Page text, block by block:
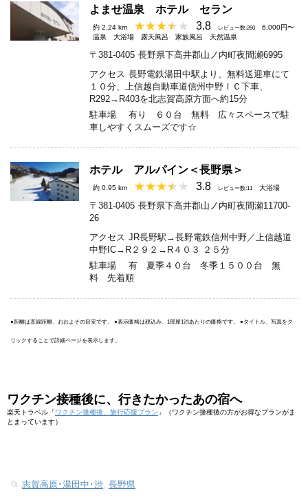
よませ温泉 ホテル セラン
約 2.24 km 3.8 レビュー数:260
6,000円〜
温泉
大浴場 露天風呂 家族風呂 天然温泉
〒381-0405 長野県下高井郡山ノ内町夜間瀬6995
アクセス 長野電鉄湯田中駅より、無料送迎車にて
１０分、上信越自動車道信州中野ＩＣ下車、
R292→R403を北志賀高原方面へ約15分
駐車場
有り ６０台 無料 広々スペースで駐
車しやすくスムーズです☆
ホテル アルパイン＜長野県＞
約 0.95 km 3.8 レビュー数:11 大浴場
〒381-0405 長野県下高井郡山ノ内町夜間瀬11700-
26
アクセス JR長野駅→長野電鉄信州中野／上信越道
中野IC→R２９２→R４０３ ２５分
駐車場
有 夏季４０台 冬季１５００台 無
料 先着順
●距離は直線距離、おおよその目安です。 ●表示価格は税込み、1部屋1泊あたりの価格です。 ●タイトル、写真をク
リックすることで詳細ページを表示します。
ワクチン接種後に、行きたかったあの宿へ
楽天トラベル「ワクチン接種後、旅行応援プラン 」（ワクチン接種後の方がお得なプランがま
とまっています）
📂-志賀高原･湯田中･渋, 長野県